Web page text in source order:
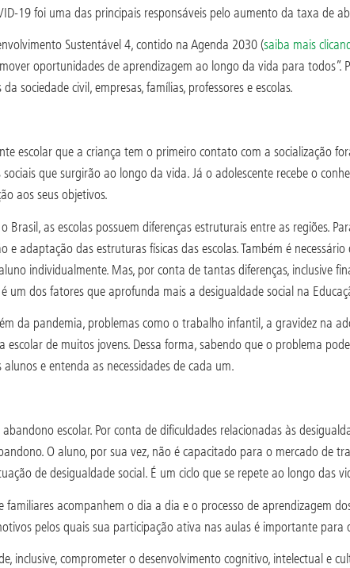
19 foi uma das principais responsáveis pelo aumento da taxa de
Sustentável 4, contido na Agenda 2030 (saiba mais
oportunidades de aprendizagem ao longo da vida para todos”.
sociedade civil, empresas, famílias, professores e escolas.
escolar que a criança tem o primeiro contato com a socialização
que surgirão ao longo da vida. Já o adolescente recebe o
aos seus objetivos.
as escolas possuem diferenças estruturais entre as regiões.
adaptação das estruturas físicas das escolas. Também é
individualmente. Mas, por conta de tantas diferenças, inclusive
um dos fatores que aprofunda mais a desigualdade social na
da pandemia, problemas como o trabalho infantil, a gravidez na
de muitos jovens. Dessa forma, sabendo que o problema
e entenda as necessidades de cada um.
escolar. Por conta de dificuldades relacionadas às
O aluno, por sua vez, não é capacitado para o mercado de
de desigualdade social. É um ciclo que se repete ao longo das
acompanhem o dia a dia e o processo de aprendizagem
pelos quais sua participação ativa nas aulas é importante para
inclusive, comprometer o desenvolvimento cognitivo, intelectual e